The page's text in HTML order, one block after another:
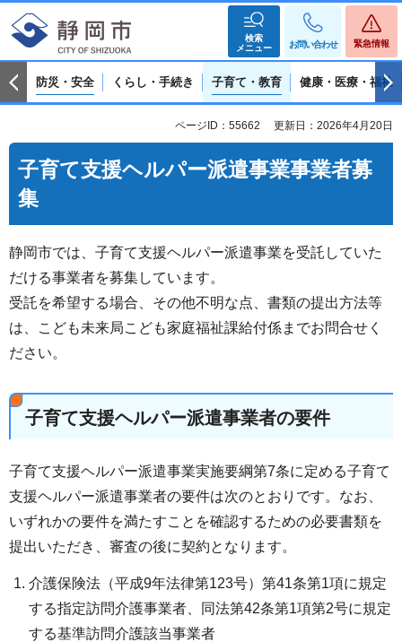
検索
メニュー
お問い合わせ 緊急情報
防災・安全 くらし・手続き 子育て・教育 健康・医療・福祉
ページID：55662 更新日：2026年4月20日
子育て支援ヘルパー派遣事業事業者募
集
静岡市では、子育て支援ヘルパー派遣事業を受託していた
だける事業者を募集しています。
受託を希望する場合、その他不明な点、書類の提出方法等
は、こども未来局こども家庭福祉課給付係までお問合せく
ださい。
子育て支援ヘルパー派遣事業者の要件
子育て支援ヘルパー派遣事業実施要綱第7条に定める子育て
支援ヘルパー派遣事業者の要件は次のとおりです。なお、
いずれかの要件を満たすことを確認するための必要書類を
提出いただき、審査の後に契約となります。
介護保険法（平成9年法律第123号）第41条第1項に規定
する指定訪問介護事業者、同法第42条第1項第2号に規定
する基準訪問介護該当事業者